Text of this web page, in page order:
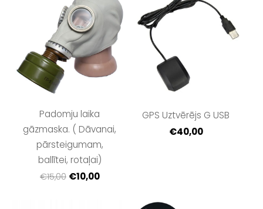
Padomju laika
gāzmaska. ( Dāvanai,
pārsteigumam,
ballītei, rotaļai)
€15,00 €10,00
GPS Uztvērējs G USB
€40,00